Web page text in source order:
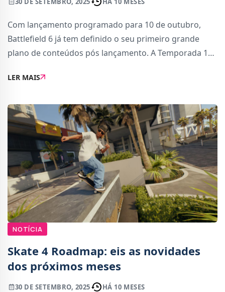
Com lançamento programado para 10 de outubro,
Battlefield 6 já tem definido o seu primeiro grande
plano de conteúdos pós lançamento. A Temporada 1
novidades gratuitas em todas as plataformas, inc
LER MAIS
NOTÍCIA
Skate 4 Roadmap: eis as novidades
dos próximos meses
30 DE SETEMBRO, 2025 HÁ 10 MESES